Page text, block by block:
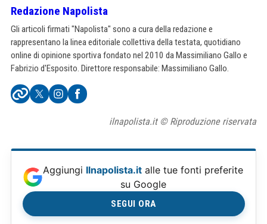
Redazione Napolista
Gli articoli firmati "Napolista" sono a cura della redazione e
rappresentano la linea editoriale collettiva della testata, quotidiano
online di opinione sportiva fondato nel 2010 da Massimiliano Gallo e
Fabrizio d'Esposito. Direttore responsabile: Massimiliano Gallo.
ilnapolista.it © Riproduzione riservata
Aggiungi Ilnapolista.it alle tue fonti preferite
su Google
SEGUI ORA